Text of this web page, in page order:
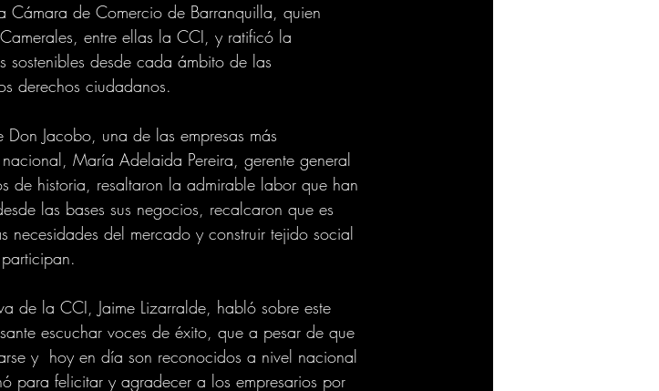
Cámara de Comercio de Barranquilla, quien
entre ellas la CCI, y ratificó la
sostenibles desde cada ámbito de las
derechos ciudadanos.
Jacobo, una de las empresas más
María Adelaida Pereira, gerente general
historia, resaltaron la admirable labor que han
las bases sus negocios, recalcaron que es
necesidades del mercado y construir tejido social
de la CCI, Jaime Lizarralde, habló sobre este
escuchar voces de éxito, que a pesar de que
y  hoy en día son reconocidos a nivel nacional
para felicitar y agradecer a los empresarios por